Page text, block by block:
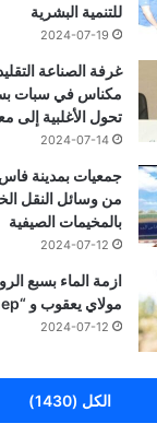
للتنمية البشرية
2024-07-19
غرفة الصناعة
مكناس في سبات
تحول الأغلبية إلى
2024-07-14
جمعيات بمدينة
من وسائل النقل
بالمخيمات الصيفية
2024-07-12
ازمة الماء بسبع
مولاي يعقوب و “onep” يوضح
2024-07-12
الكل (1430)